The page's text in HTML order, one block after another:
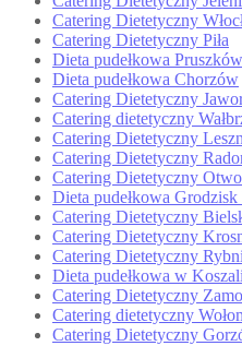
Catering Dietetyczny
Catering Dietetyczny Piła
Dieta pudełkowa Pruszków
Dieta pudełkowa Chorzów
Catering Dietetyczny
Catering dietetyczny
Catering Dietetyczny
Catering Dietetyczny
Catering Dietetyczny
Dieta pudełkowa
Catering Dietetyczny
Catering Dietetyczny
Catering Dietetyczny
Dieta pudełkowa w
Catering Dietetyczny
Catering dietetyczny
Catering Dietetyczny